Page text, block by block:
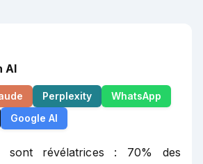
AI
Perplexity
WhatsApp
Google AI
sont révélatrices : 70% des